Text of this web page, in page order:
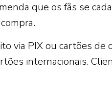
que os fãs se
via PIX ou cartões de
internacionais.